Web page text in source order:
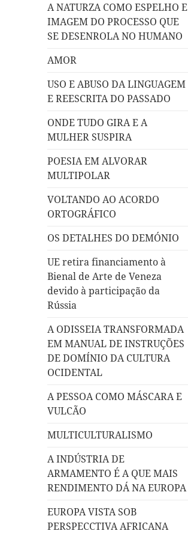
A NATURZA COMO ESPELHO E
IMAGEM DO PROCESSO QUE
SE DESENROLA NO HUMANO
AMOR
USO E ABUSO DA LINGUAGEM
E REESCRITA DO PASSADO
ONDE TUDO GIRA E A
MULHER SUSPIRA
POESIA EM ALVORAR
MULTIPOLAR
VOLTANDO AO ACORDO
ORTOGRÁFICO
OS DETALHES DO DEMÓNIO
UE retira financiamento à
Bienal de Arte de Veneza
devido à participação da
Rússia
A ODISSEIA TRANSFORMADA
EM MANUAL DE INSTRUÇÕES
DE DOMÍNIO DA CULTURA
OCIDENTAL
A PESSOA COMO MÁSCARA E
VULCÃO
MULTICULTURALISMO
A INDÚSTRIA DE
ARMAMENTO É A QUE MAIS
RENDIMENTO DÁ NA EUROPA
EUROPA VISTA SOB
PERSPECCTIVA AFRICANA